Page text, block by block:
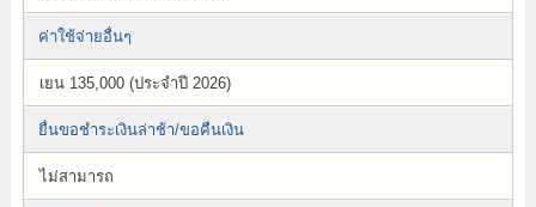
ค่าใช้จ่ายอื่นๆ
เยน 135,000 (ประจำปี 2026)
ยื่นขอชำระเงินล่าช้า/ขอคืนเงิน
ไม่สามารถ